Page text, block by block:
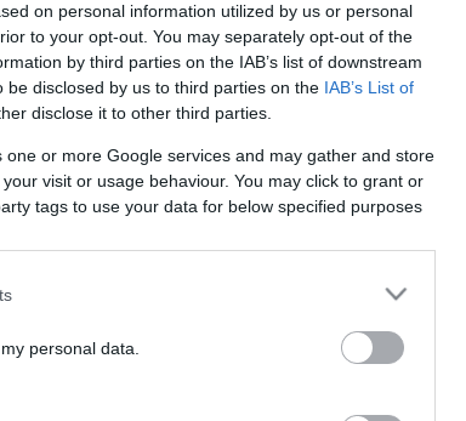
on personal information utilized by us or personal
to your opt-out. You may separately opt-out of the
by third parties on the IAB’s list of downstream
disclosed by us to third parties on the IAB’s List of
disclose it to other third parties.
or more Google services and may gather and store
visit or usage behaviour. You may click to grant or
tags to use your data for below specified purposes
personal data.